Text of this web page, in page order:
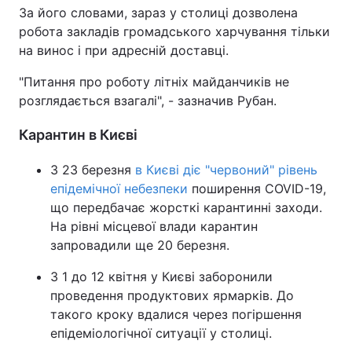
Тема оформлення
За його словами, зараз у столиці дозволена
робота закладів громадського харчування тільки
на винос і при адресній доставці.
"Питання про роботу літніх майданчиків не
розглядається взагалі", - зазначив Рубан.
Карантин в Києві
З 23 березня в Києві діє "червоний" рівень
епідемічної небезпеки поширення COVID-19,
що передбачає жорсткі карантинні заходи.
На рівні місцевої влади карантин
запровадили ще 20 березня.
З 1 до 12 квітня у Києві заборонили
проведення продуктових ярмарків. До
такого кроку вдалися через погіршення
епідеміологічної ситуації у столиці.